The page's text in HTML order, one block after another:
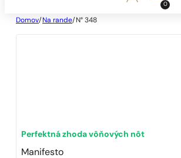
0
Domov/ Na rande/ N° 348
Perfektná zhoda vôňových nôt
Manifesto